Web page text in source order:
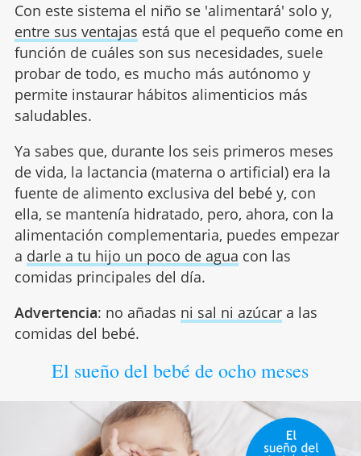
Con este sistema el niño se 'alimentará' solo y,
entre sus ventajas está que el pequeño come en
función de cuáles son sus necesidades, suele
probar de todo, es mucho más autónomo y
permite instaurar hábitos alimenticios más
saludables.
Ya sabes que, durante los seis primeros meses
de vida, la lactancia (materna o artificial) era la
fuente de alimento exclusiva del bebé y, con
ella, se mantenía hidratado, pero, ahora, con la
alimentación complementaria, puedes empezar
a darle a tu hijo un poco de agua con las
comidas principales del día.
Advertencia: no añadas ni sal ni azúcara las
comidas del bebé.
El sueño del bebé de ocho meses